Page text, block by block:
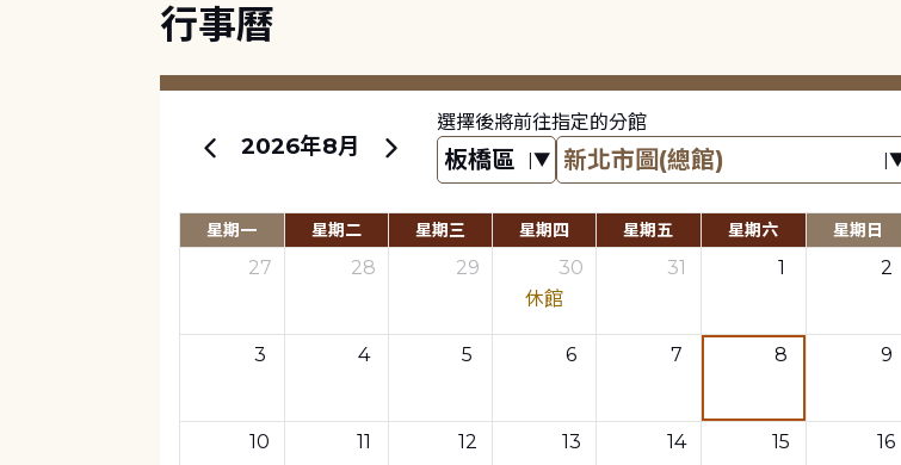
行事曆
2026年8月
選擇後將前往指定的分館
星期一 星期二 星期三 星期四 星期五 星期六 星期日
27 28 29
30
休館
31 1 2
3 4 5 6 7 8 9
10 11 12 13 14 15 16